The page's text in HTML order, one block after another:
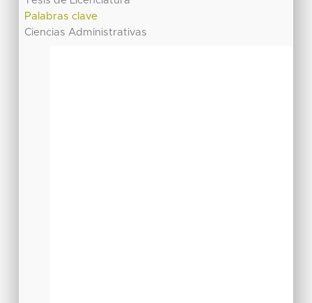
Palabras clave
Ciencias Administrativas